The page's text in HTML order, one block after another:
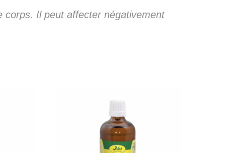
corps. Il peut affecter négativement